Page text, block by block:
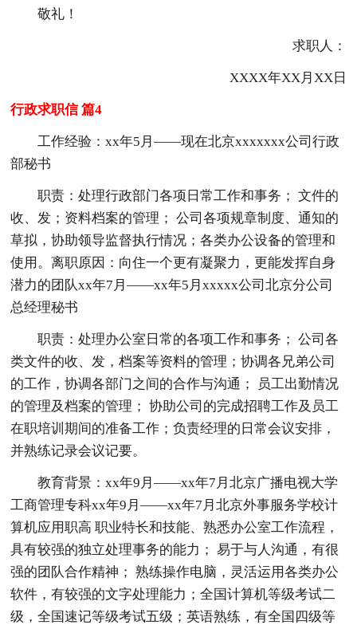
敬礼！
求职人：
XXXX年XX月XX日
行政求职信 篇4
工作经验：xx年5月——现在北京xxxxxxx公司行政
部秘书
职责：处理行政部门各项日常工作和事务； 文件的
收、发；资料档案的管理； 公司各项规章制度、通知的
草拟，协助领导监督执行情况；各类办公设备的管理和
使用。离职原因：向住一个更有凝聚力，更能发挥自身
潜力的团队xx年7月——xx年5月xxxxx公司北京分公司
总经理秘书
职责：处理办公室日常的各项工作和事务； 公司各
类文件的收、发，档案等资料的管理；协调各兄弟公司
的工作，协调各部门之间的合作与沟通； 员工出勤情况
的管理及档案的管理； 协助公司的完成招聘工作及员工
在职培训期间的准备工作；负责经理的日常会议安排，
并熟练记录会议记要。
教育背景：xx年9月——xx年7月北京广播电视大学
工商管理专科xx年9月——xx年7月北京外事服务学校计
算机应用职高 职业特长和技能、熟悉办公室工作流程，
具有较强的独立处理事务的能力； 易于与人沟通，有很
强的团队合作精神； 熟练操作电脑，灵活运用各类办公
软件，有较强的文字处理能力；全国计算机等级考试二
级，全国速记等级考试五级；英语熟练，有全国四级等